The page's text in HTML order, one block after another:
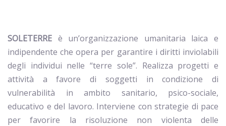
SOLETERRE è un’organizzazione umanitaria laica e
indipendente che opera per garantire i diritti inviolabili
degli individui nelle “terre sole”. Realizza progetti e
attività a favore di soggetti in condizione di
vulnerabilità in ambito sanitario, psico-sociale,
educativo e del lavoro. Interviene con strategie di pace
per favorire la risoluzione non violenta delle